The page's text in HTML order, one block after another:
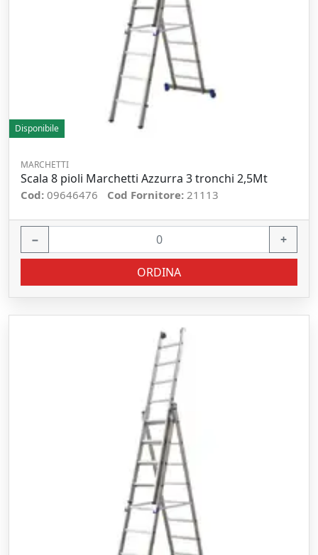
Disponibile
MARCHETTI
Scala 8 pioli Marchetti Azzurra 3 tronchi 2,5Mt
Cod: 09646476 Cod Fornitore: 21113
− +
ORDINA